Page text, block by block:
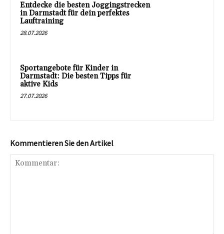
Entdecke die besten Joggingstrecken
in Darmstadt für dein perfektes
Lauftraining
28.07.2026
Sportangebote für Kinder in
Darmstadt: Die besten Tipps für
aktive Kids
27.07.2026
Kommentieren Sie den Artikel